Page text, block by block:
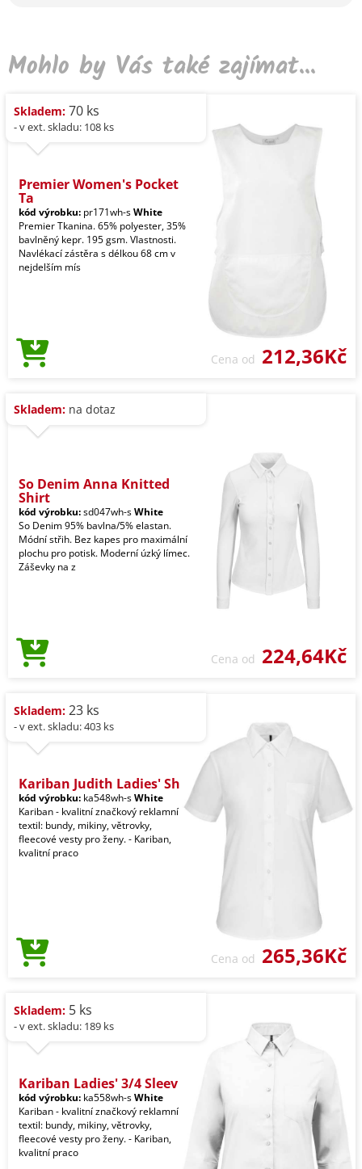
Mohlo by Vás také zajímat...
Skladem: 70 ks
- v ext. skladu: 108 ks
Premier Women's Pocket
Ta
kód výrobku: pr171wh-sWhite
Premier Tkanina. 65% polyester, 35%
bavlněný kepr. 195 gsm. Vlastnosti.
Navlékací zástěra s délkou 68 cm v
nejdelším mís
Cena od 212,36Kč
Skladem: na dotaz
So Denim Anna Knitted
Shirt
kód výrobku:sd047wh-sWhite
So Denim 95% bavlna/5% elastan.
Módní střih. Bez kapes pro maximální
plochu pro potisk. Moderní úzký límec.
Záševky na z
Cena od 224,64Kč
Skladem: 23 ks
- v ext. skladu: 403 ks
Kariban Judith Ladies' Sh
kód výrobku: ka548wh-sWhite
Kariban - kvalitní značkový reklamní
textil: bundy, mikiny, větrovky,
fleecové vesty pro ženy. - Kariban,
kvalitní praco
Cena od 265,36Kč
Skladem: 5 ks
- v ext. skladu: 189 ks
Kariban Ladies' 3/4 Sleev
kód výrobku: ka558wh-sWhite
Kariban - kvalitní značkový reklamní
textil: bundy, mikiny, větrovky,
fleecové vesty pro ženy. - Kariban,
kvalitní praco